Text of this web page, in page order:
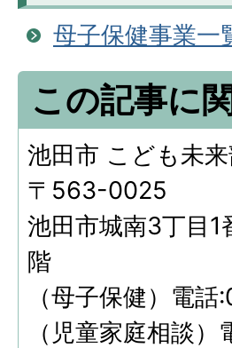
母子保健事業一
この記事に
池田市 こども未
〒563-0025
池田市城南3丁目
階
（母子保健）電
（児童家庭相談